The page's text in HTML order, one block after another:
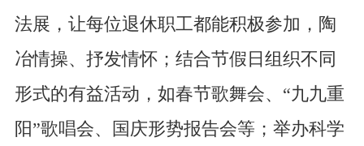
法展，让每位退休职工都能积极参加，陶
冶情操、抒发情怀；结合节假日组织不同
形式的有益活动，如春节歌舞会、“九九重
阳”歌唱会、国庆形势报告会等；举办科学